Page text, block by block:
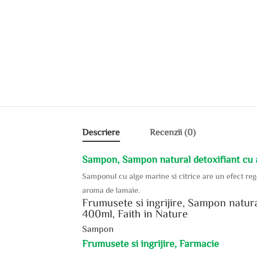
Descriere Recenzii (0)
Sampon, Sampon natural detoxifiant
Samponul cu alge marine si citrice are un efect
aroma de lamaie.
Frumusete si ingrijire, Sampon
400ml, Faith in Nature
Sampon
Frumusete si ingrijire, Farmacie